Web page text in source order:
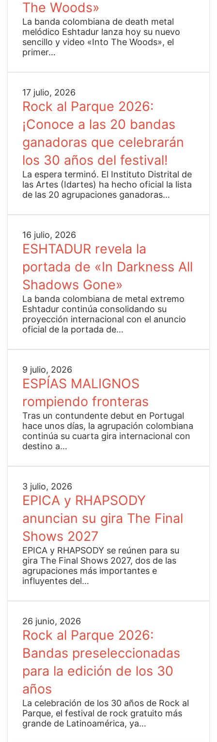
c
k
c
o
l
o
i
a
n
,
l
l
e
v
a
d
o
l
e
n
u
a
j
e
s
i
n
ó
i
c
.
U
R
p
r
e
s
n
t
a
s
u
n
u
e
v
o
s
n
i
l
l
o
y
v
i
d
e
o
«
t
o
T
e
W
o
o
d
»
The Woods»
La banda colombiana de death metal
melódico Eshtadur lanza hoy su nuevo
sencillo y video «Into The Woods», el
primer…
R
o
c
k
a
l
P
a
r
q
u
2
2
6
:
¡
C
o
n
o
c
e
l
s
2
0
b
a
n
d
a
s
a
a
d
r
a
s
q
u
e
c
l
b
r
a
r
n
o
s
3
0
17 julio, 2026
Rock al Parque 2026:
¡Conoce a las 20 bandas
ganadoras que celebrarán
los 30 años del festival!
La espera terminó. El Instituto Distrital de
las Artes (Idartes) ha hecho oficial la lista
de las 20 agrupaciones ganadoras…
E
S
H
T
A
D
U
R
r
e
e
a
l
a
p
o
r
t
a
d
d
«
I
D
a
r
k
n
e
s
A
l
S
h
a
o
s
G
o
n
16 julio, 2026
ESHTADUR revela la
portada de «In Darkness All
Shadows Gone»
La banda colombiana de metal extremo
Eshtadur continúa consolidando su
proyección internacional con el anuncio
oficial de la portada de…
E
S
P
Í
A
S
M
A
L
N
O
S
o
m
p
i
e
n
d
f
o
n
e
a
s
9 julio, 2026
ESPÍAS MALIGNOS
rompiendo fronteras
Tras un contundente debut en Portugal
hace unos días, la agrupación colombiana
continúa su cuarta gira internacional con
destino a…
E
P
I
C
y
R
H
A
P
O
Y
a
n
u
n
c
i
a
n
s
u
g
3 julio, 2026
EPICA y RHAPSODY
anuncian su gira The Final
Shows 2027
EPICA y RHAPSODY se reúnen para su
gira The Final Shows 2027, dos de las
agrupaciones más importantes e
influyentes del…
R
o
c
k
l
a
r
q
u
26 junio, 2026
Rock al Parque 2026:
Bandas preseleccionadas
para la edición de los 30
años
La celebración de los 30 años de Rock al
Parque, el festival de rock gratuito más
grande de Latinoamérica, ya…